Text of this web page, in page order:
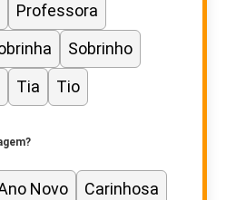
Professora
Sobrinho
Tia Tio
Novo
Carinhosa